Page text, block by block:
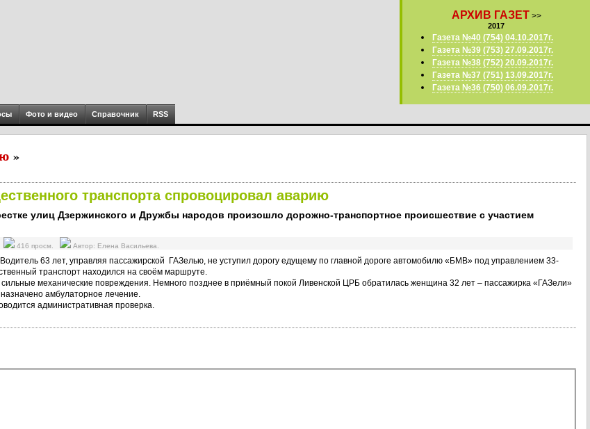
АРХИВ ГАЗЕТ >>
2017
Газета №40 (754) 04.10.2017г.
Газета №39 (753) 27.09.2017г.
Газета №38 (752) 20.09.2017г.
Газета №37 (751) 13.09.2017г.
Газета №36 (750) 06.09.2017г.
Фото и видео Справочник RSS
»
транспорта спровоцировал аварию
улиц Дзержинского и Дружбы народов произошло дорожно-транспортное происшествие с участием
416 просм. Автор: Елена Васильева.
63 лет, управляя пассажирской ГАЗелью, не уступил дорогу едущему по главной дороге автомобилю «БМВ» под управлением 33-
транспорт находился на своём маршруте.
механические повреждения. Немного позднее в приёмный покой Ливенской ЦРБ обратилась женщина 32 лет – пассажирка «ГАЗели»
амбулаторное лечение.
административная проверка.